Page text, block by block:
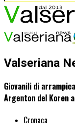
Valseriana
Giovanili di
Argenton del Koren
Cronaca